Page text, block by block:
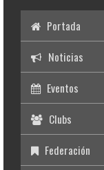
Portada
Noticias
Eventos
Clubs
Federación